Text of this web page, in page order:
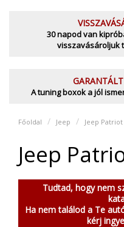
30 napod van
visszavásároljuk
A tuning boxok a jól
Főoldal Jeep Jeep Patriot
Jeep
Tudtad, hogy nem
Ha nem találod a Te
kérj